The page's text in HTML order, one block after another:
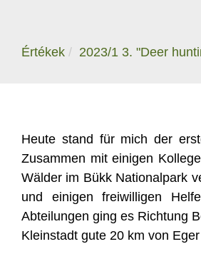
Értékek 2023/1 3. "Deer
Heute stand für mich der
Zusammen mit einigen
Wälder im Bükk Nationalpark
und einigen freiwilligen
Abteilungen ging es Richtung
Kleinstadt gute 20 km von